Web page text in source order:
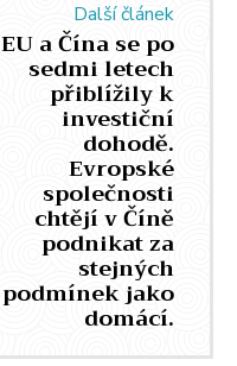
Další článek
EU a Čína se po
sedmi letech
přiblížily k
investiční
dohodě.
Evropské
společnosti
chtějí v Číně
podnikat za
stejných
podmínek jako
domácí.